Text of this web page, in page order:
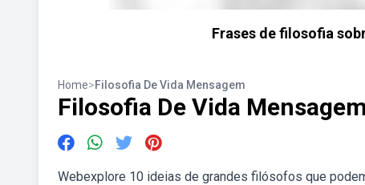
Frases de filosofia
Home>Filosofia De Vida Mensagem
Filosofia De Vida Mensagem
Webexplore 10 ideias de grandes filósofos que